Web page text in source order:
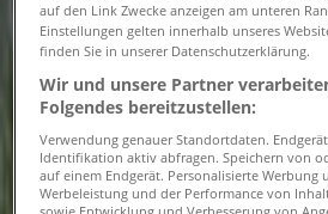
Schneller Blick auf
Kategorie:Spielzeug und Baby
Wir sind gerade dabei Angebote zu
veröffentlichen
auf den Link Zwecke anzeigen am unteren
Einstellungen gelten innerhalb unseres
finden Sie in unserer Datenschutzerklärung.
Wir und unsere Partner
Folgendes bereitzustellen:
Verwendung genauer Standortdaten.
Identifikation aktiv abfragen. Speichern von
auf einem Endgerät. Personalisierte Werbung
Werbeleistung und der Performance von